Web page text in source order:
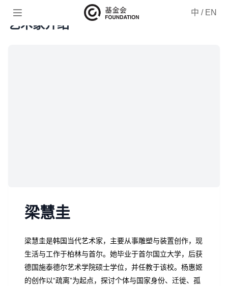
 中 / EN
艺术家介绍
梁慧圭
梁慧圭是韩国当代艺术家，主要从事雕塑与装置创作，现
生活与工作于柏林与首尔。她毕业于首尔国立大学，后获
德国施泰德尔艺术学院硕士学位，并任教于该校。杨惠姬
的创作以“疏离”为起点，探讨个体与国家身份、迁徙、孤